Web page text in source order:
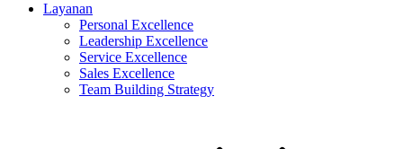
Layanan
Personal Excellence
Leadership Excellence
Service Excellence
Sales Excellence
Team Building Strategy